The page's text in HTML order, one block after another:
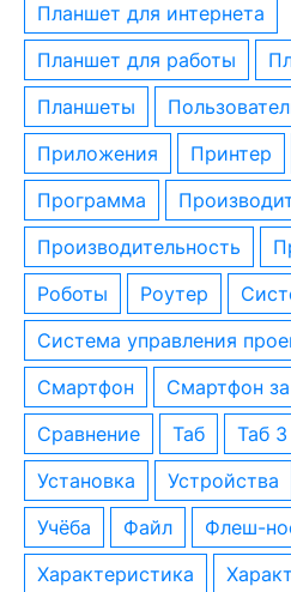
планшет для интернета
планшет для работы
планшеты
приложения
принтер
программа
производительность
роботы
роутер
система управления
смартфон
смартфон
сравнение
таб таб 3
установка
устройства
учёба
файл флеш-
характеристика